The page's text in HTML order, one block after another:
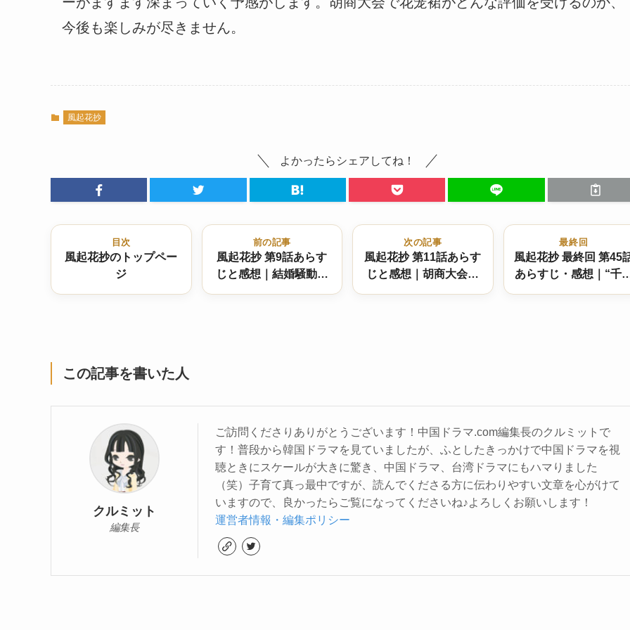
今後も楽しみが尽きません。
風起花抄
よかったらシェアしてね！
目次
風起花抄のトップペー
ジ
前の記事
風起花抄 第9話あらす
じと感想｜結婚騒動の
次の記事
風起花抄 第11話あらす
じと感想｜胡商大会の
最終回
風起花抄 最終回 第45
あらすじ・感想｜“千
この記事を書いた人
クルミット
編集長
ご訪問くださりありがとうございます！中国ドラマ.com編集長のクルミットで
す！普段から韓国ドラマを見ていましたが、ふとしたきっかけで中国ドラマを視
聴ときにスケールが大きに驚き、中国ドラマ、台湾ドラマにもハマりました
（笑）子育て真っ最中ですが、読んでくださる方に伝わりやすい文章を心がけて
いますので、良かったらご覧になってくださいね♪よろしくお願いします！
運営者情報・編集ポリシー